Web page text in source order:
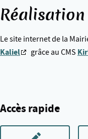
Réalisation
Le site internet de la
Kaliel grâce au CMS
Accès rapide